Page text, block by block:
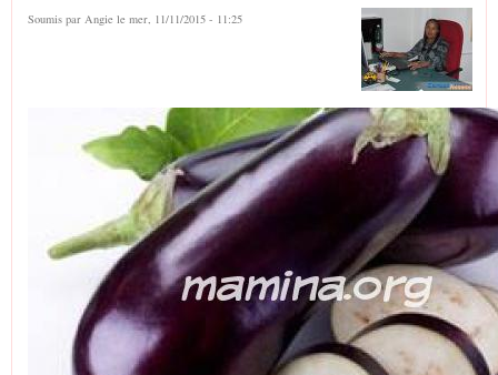
Soumis par Angie le mer, 11/11/2015 - 11:25